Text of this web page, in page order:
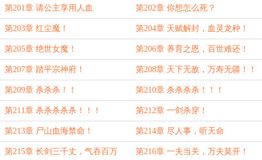
第201章 请公主享用人血 第202章 你想怎么死？
第203章 红尘魔！ 第204章 天赋解封，血灵龙种！
第205章 绝世女魔！ 第206章 养育之恩，百世难还！
第207章 踏平宗神府！ 第208章 天下无敌，万寿无疆！！
第209章 杀杀杀！！ 第210章 杀杀杀杀！！！
第211章 杀杀杀杀杀！！！ 第212章 一剑杀穿！
第213章 尸山血海禁命！ 第214章 尽人事，听天命
第215章 长剑三千丈，气吞百万 第216章 一夫当关，万夫莫开！